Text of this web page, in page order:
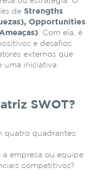
de Strengths
Opportunities
. Com ela, é
e desafios
externos que
uma iniciativa.
SWOT?
quatro quadrantes:
a empresa ou equipe
competitivos?